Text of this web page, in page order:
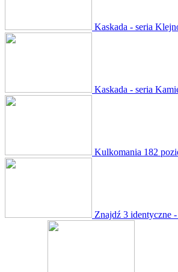
Kaskada - seria
Kaskada - seria
Kulkomania 182
Znajdź 3 identyczne -